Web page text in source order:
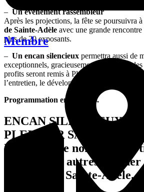
Membre
– Un événement rassembleur
Après les projections, la fête se poursuivra à
de Sainte-Adèle avec une grande
plus de 20 exposants.
– Un encan silencieux permettra aussi de
exceptionnels, gracieusement offerts par
profits seront remis à Plein Air Sainte-
l’entretien, le développement et la
Programmation en français.
ENCAN SILENCIEUX
PLEIN AIR SAINTE-
Miser sur de nombreux
tableaux ou autres et aider
plein air de Sainte-Adèle.